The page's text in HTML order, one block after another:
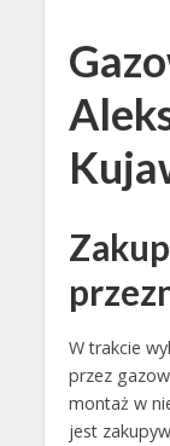
W trakcie
przez
montaż w
jest